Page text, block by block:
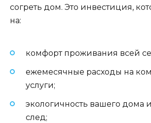
согреть дом. Это инвестиция,
на:
комфорт проживания всей
ежемесячные расходы на
услуги;
экологичность вашего дома
след;